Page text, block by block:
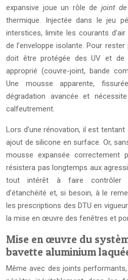
expansive joue un rôle de joint
thermique. Injectée dans le jeu
interstices, limite les courants
de l’enveloppe isolante. Pour
doit être protégée des UV et de
approprié (couvre-joint, bande
Une mousse apparente,
dégradation avancée et
calfeutrement.
Lors d’une rénovation, il est
ajout de silicone en surface. Or,
mousse expansée correctement
résistera pas longtemps aux
tout intérêt à faire contrôler
d’étanchéité et, si besoin, à le
les prescriptions des DTU en
la mise en œuvre des fenêtres et
Mise en œuvre du
bavette aluminium
Même avec des joints performants,